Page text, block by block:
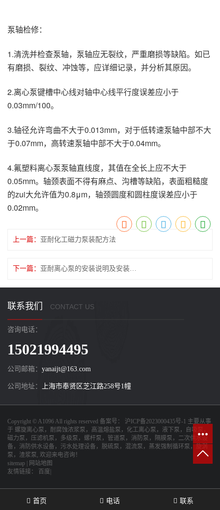
泵轴检修：
1.清洗并检查泵轴，泵轴应无裂纹，严重磨损等缺陷。如已
有磨损、裂纹、冲蚀等，应详细记录，并分析其原因。
2.离心泵键槽中心线对轴中心线平行度误差应小于
0.03mm/100。
3.轴径允许弯曲不大于0.013mm，对于低转速泵轴中部不大
于0.07mm，高转速泵轴中部不大于0.04mm。
4.氟塑料离心泵泵轴直线度，其值在全长上应不大于
0.05mm。轴颈表面不得有麻点、沟槽等缺陷，表面粗糙度
的zui大允许值为0.8μm，轴颈圆度和圆柱度误差应小于
0.02mm。
上一篇： 亚耐化工磁力泵装配方法
下一篇： 亚耐离心泵的安装说明及安装顺序
联系我们 CONTACT US
咨询电话：
15021994495
公司邮箱： yanaijt@163.com
公司地址： 上海市奉贤区芝江路258号1幢
Copyright © A1096 All rights reserved 备案号： 沪ICP备2023000435号-1 主要从事
于 螺旋离心泵，耐腐蚀浓浆泵，高温熔盐泵，化工离心泵，液下泵，自吸泵，
磁力泵，压滤机泵，多级泵，螺杆泵，管道泵，消防泵，隔膜泵，二次供水设
备，消防供水设备，污水处理设备，脱硫泵，混流泵，蒸发强制循环泵，旋涡
泵，渣浆泵, 欢迎来电咨询！
sitemap | 网站地图
友情链接： 百度|
首页 电话 联系